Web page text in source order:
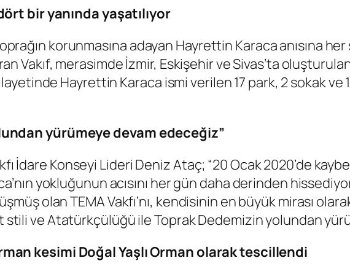
bir yanında yaşatılıyor
korunmasına adayan Hayrettin Karaca anısına her
Vakıf, merasimde İzmir, Eskişehir ve Sivas’ta
Hayrettin Karaca ismi verilen 17 park, 2 sokak
yürümeye devam edeceğiz”
İdare Konseyi Lideri Deniz Ataç; “20 Ocak 2020’de
yokluğunun acısını her gün daha derinden
olan TEMA Vakfı’nı, kendisinin en büyük mirası
stili ve Atatürkçülüğü ile Toprak Dedemizin yolundan
kesimi Doğal Yaşlı Orman olarak tescillendi